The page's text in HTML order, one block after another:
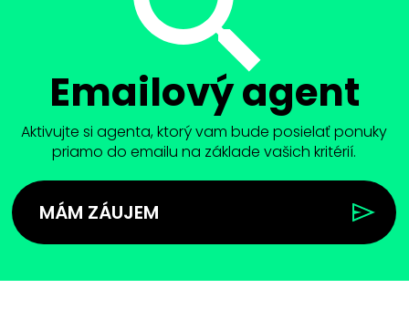
Emailový agent
Aktivujte si agenta, ktorý vam bude posielať ponuky
priamo do emailu na základe vašich kritérií.
MÁM ZÁUJEM